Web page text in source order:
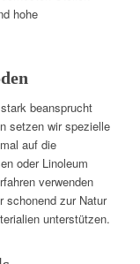
hohe
beansprucht
setzen wir spezielle
auf die
oder Linoleum
verwenden
schonend zur Natur
unterstützen.